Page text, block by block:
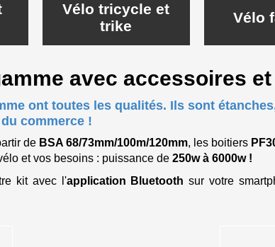
Vélo tricycle et
trike
Vélo
avec accessoires
ont toutes les qualités. Ils sont
commerce !
de BSA 68/73mm/100m/120mm, les boitiers
et vos besoins : puissance de 250w à 6000w !
kit avec l'application Bluetooth sur votre